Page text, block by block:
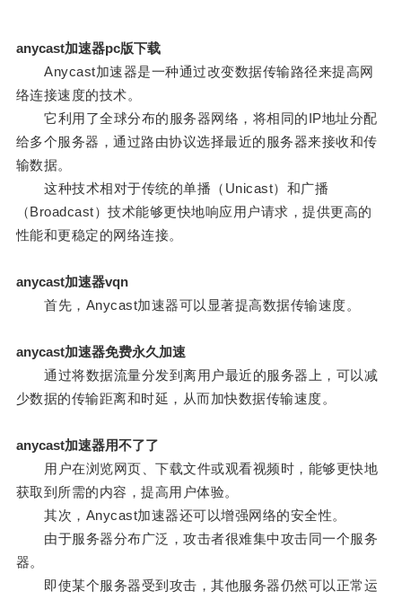
anycast加速器pc版下载
Anycast加速器是一种通过改变数据传输路径来提高网
络连接速度的技术。
它利用了全球分布的服务器网络，将相同的IP地址分配
给多个服务器，通过路由协议选择最近的服务器来接收和传
输数据。
这种技术相对于传统的单播（Unicast）和广播
（Broadcast）技术能够更快地响应用户请求，提供更高的
性能和更稳定的网络连接。
anycast加速器vqn
首先，Anycast加速器可以显著提高数据传输速度。
anycast加速器免费永久加速
通过将数据流量分发到离用户最近的服务器上，可以减
少数据的传输距离和时延，从而加快数据传输速度。
anycast加速器用不了了
用户在浏览网页、下载文件或观看视频时，能够更快地
获取到所需的内容，提高用户体验。
其次，Anycast加速器还可以增强网络的安全性。
由于服务器分布广泛，攻击者很难集中攻击同一个服务
器。
即使某个服务器受到攻击，其他服务器仍然可以正常运